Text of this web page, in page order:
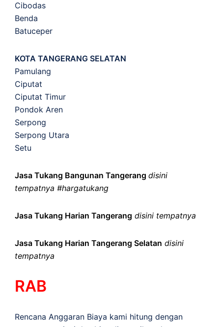
Cibodas
Benda
Batuceper
KOTA TANGERANG SELATAN
Pamulang
Ciputat
Ciputat Timur
Pondok Aren
Serpong
Serpong Utara
Setu
Jasa Tukang Bangunan Tangerang disini
tempatnya #hargatukang
Jasa Tukang Harian Tangerang disini tempatnya
Jasa Tukang Harian Tangerang Selatan disini
tempatnya
RAB
Rencana Anggaran Biaya kami hitung dengan